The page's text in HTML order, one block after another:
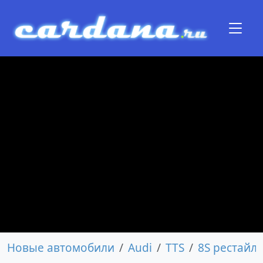
Новые автомобили Audi TTS 8S